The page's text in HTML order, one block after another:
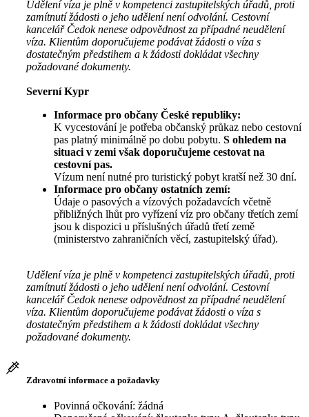
Udělení víza je plně v kompetenci zastupitelských úřadů, proti
zamítnutí žádosti o jeho udělení není odvolání. Cestovní
kancelář Čedok nenese odpovědnost za případné neudělení
víza. Klientům doporučujeme podávat žádosti o víza s
dostatečným předstihem a k žádosti dokládat všechny
požadované dokumenty.
Severní Kypr
Informace pro občany České republiky:
K vycestování je potřeba občanský průkaz nebo cestovní
pas platný minimálně po dobu pobytu. S ohledem na
situaci v zemi však doporučujeme cestovat na
cestovní pas.
Vízum není nutné pro turistický pobyt kratší než 30 dní.
Informace pro občany ostatních zemí:
Údaje o pasových a vízových požadavcích včetně
přibližných lhůt pro vyřízení víz pro občany třetích zemí
jsou k dispozici u příslušných úřadů třetí země
(ministerstvo zahraničních věcí, zastupitelský úřad).
Udělení víza je plně v kompetenci zastupitelských úřadů, proti
zamítnutí žádosti o jeho udělení není odvolání. Cestovní
kancelář Čedok nenese odpovědnost za případné neudělení
víza. Klientům doporučujeme podávat žádosti o víza s
dostatečným předstihem a k žádosti dokládat všechny
požadované dokumenty.
Zdravotní informace a požadavky
Povinná očkování: žádná